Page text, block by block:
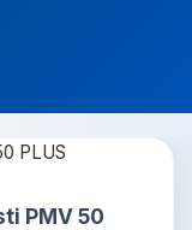
PMV 50